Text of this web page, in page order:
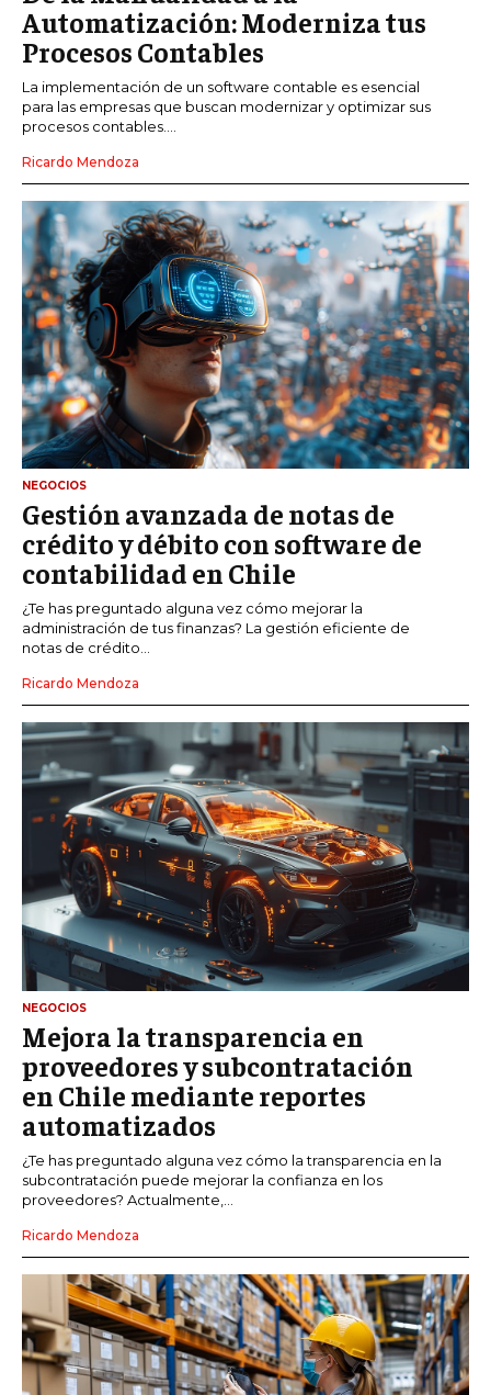
Automatización: Moderniza tus
Procesos Contables
La implementación de un software contable es esencial
para las empresas que buscan modernizar y optimizar sus
procesos contables....
Ricardo Mendoza
NEGOCIOS
Gestión avanzada de notas de
crédito y débito con software de
contabilidad en Chile
¿Te has preguntado alguna vez cómo mejorar la
administración de tus finanzas? La gestión eficiente de
notas de crédito...
Ricardo Mendoza
NEGOCIOS
Mejora la transparencia en
proveedores y subcontratación
en Chile mediante reportes
automatizados
¿Te has preguntado alguna vez cómo la transparencia en la
subcontratación puede mejorar la confianza en los
proveedores? Actualmente,...
Ricardo Mendoza